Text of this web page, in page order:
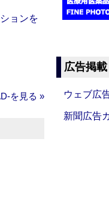
ョンを
を見る »
広告掲載
ウェブ広
新聞広告